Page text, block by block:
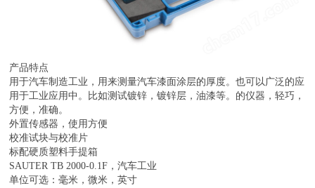
产品特点
用于汽车制造工业，用来测量汽车漆面涂层的厚度。也可以广泛的应
用于工业应用中。比如测试镀锌，镀锌层，油漆等。的仪器，轻巧，
方便，准确。
外置传感器，使用方便
校准试块与校准片
标配硬质塑料手提箱
SAUTER TB 2000-0.1F，汽车工业
单位可选：毫米，微米，英寸